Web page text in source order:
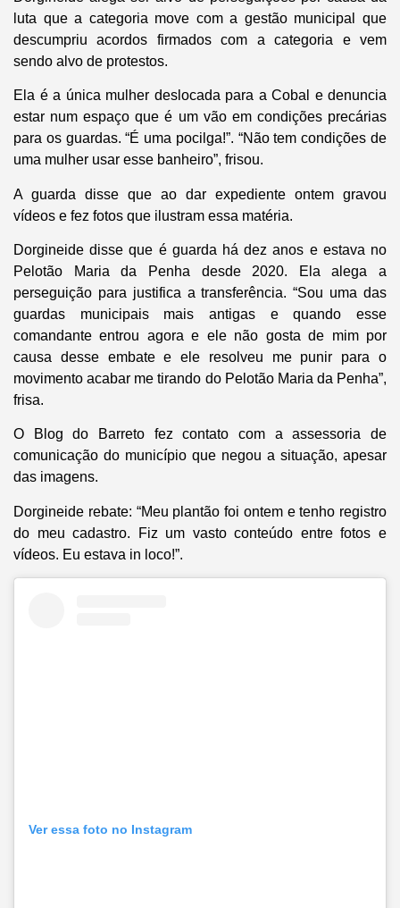
luta que a categoria move com a gestão municipal que
descumpriu acordos firmados com a categoria e vem
sendo alvo de protestos.
Ela é a única mulher deslocada para a Cobal e denuncia
estar num espaço que é um vão em condições precárias
para os guardas. “É uma pocilga!”. “Não tem condições de
uma mulher usar esse banheiro”, frisou.
A guarda disse que ao dar expediente ontem gravou
vídeos e fez fotos que ilustram essa matéria.
Dorgineide disse que é guarda há dez anos e estava no
Pelotão Maria da Penha desde 2020. Ela alega a
perseguição para justifica a transferência. “Sou uma das
guardas municipais mais antigas e quando esse
comandante entrou agora e ele não gosta de mim por
causa desse embate e ele resolveu me punir para o
movimento acabar me tirando do Pelotão Maria da Penha”,
frisa.
O Blog do Barreto fez contato com a assessoria de
comunicação do município que negou a situação, apesar
das imagens.
Dorgineide rebate: “Meu plantão foi ontem e tenho registro
do meu cadastro. Fiz um vasto conteúdo entre fotos e
vídeos. Eu estava in loco!”.
Ver essa foto no Instagram